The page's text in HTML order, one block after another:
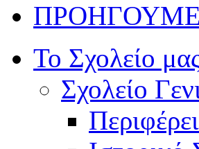
Το Σχολείο
Σχολείο